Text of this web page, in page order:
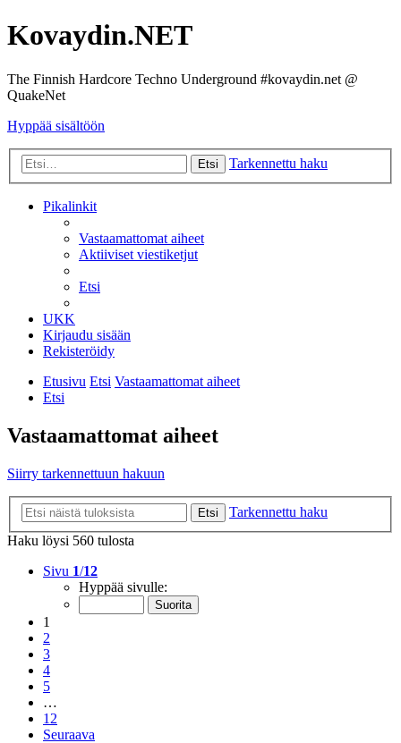
Kovaydin.NET
The Finnish Hardcore Techno Underground #kovaydin.net @
QuakeNet
Hyppää sisältöön
Etsi Tarkennettu haku
Pikalinkit
Vastaamattomat aiheet
Aktiiviset viestiketjut
Etsi
UKK
Kirjaudu sisään
Rekisteröidy
Etusivu Etsi Vastaamattomat aiheet
Etsi
Vastaamattomat aiheet
Siirry tarkennettuun hakuun
Etsi
Tarkennettu haku
Haku löysi 560 tulosta
Sivu 1/12
Hyppää sivulle:
1
2
3
4
5
…
12
Seuraava